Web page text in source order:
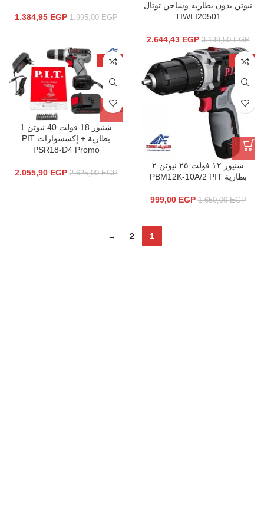
نيوتن بدون بطاريه وشاحن توتال
TIWLI20501
3.139,50EGP
2.644,43 EGP
1.995,00EGP
1.384,95 EGP
-39%
شنيور ١٢ فولت ٢٥ نيوتن ٢
بطارية PBM12K-10A/2 PIT
1.650,00EGP
999,00 EGP
-22%
شنيور 18 فولت 40 نيوتن 1
بطارية + إكسسوارات PIT
PSR18-D4 Promo
2.625,00EGP
2.055,90 EGP
1
2
→